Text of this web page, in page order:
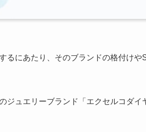
るにあたり、そのブランドの格付け
ジュエリーブランド「エクセルコダ